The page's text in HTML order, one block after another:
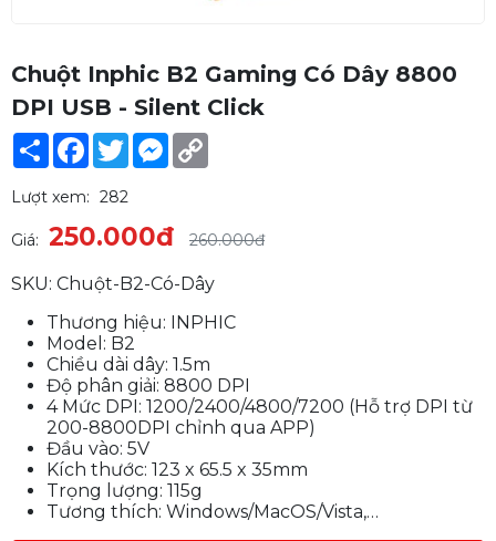
Chuột Inphic B2 Gaming Có Dây 8800
DPI USB - Silent Click
Share Facebook
TwitterMessenger
Lượt xem: 282
Giá: 250.000đ 260.000đ
SKU: Chuột-B2-Có-Dây
Thương hiệu: INPHIC
Model: B2
Chiều dài dây: 1.5m
Độ phân giải: 8800 DPI
4 Mức DPI: 1200/2400/4800/7200 (Hỗ trợ DPI từ
200-8800DPI chỉnh qua APP)
Đầu vào: 5V
Kích thước: 123 x 65.5 x 35mm
Trọng lượng: 115g
Tương thích: Windows/MacOS/Vista,…